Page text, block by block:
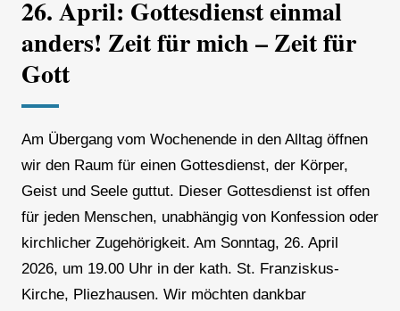
26. April: Gottesdienst einmal
anders! Zeit für mich – Zeit für
Gott
Am Übergang vom Wochenende in den Alltag öffnen
wir den Raum für einen Gottesdienst, der Körper,
Geist und Seele guttut. Dieser Gottesdienst ist offen
für jeden Menschen, unabhängig von Konfession oder
kirchlicher Zugehörigkeit. Am Sonntag, 26. April
2026, um 19.00 Uhr in der kath. St. Franziskus-
Kirche, Pliezhausen. Wir möchten dankbar